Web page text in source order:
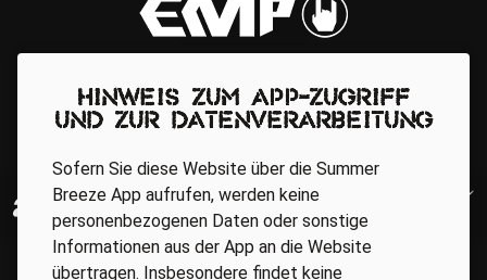
Hinweis zum App-Zugriff
und zur Datenverarbeitung
Sofern Sie diese Website über die Summer
Breeze App aufrufen, werden keine
personenbezogenen Daten oder sonstige
Informationen aus der App an die Website
übertragen. Insbesondere findet keine